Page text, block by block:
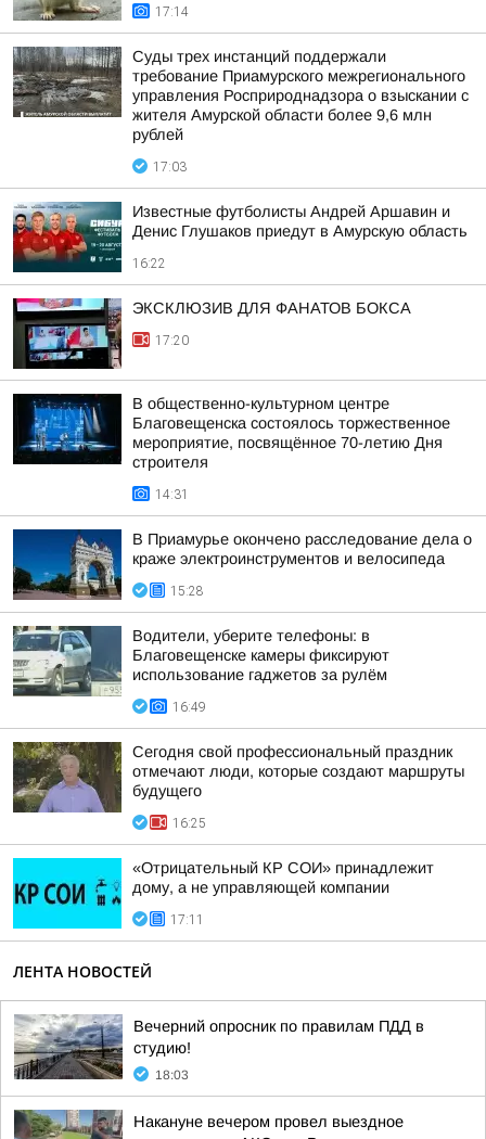
17:14
Суды трех инстанций поддержали
требование Приамурского межрегионального
управления Росприроднадзора о взыскании с
жителя Амурской области более 9,6 млн
рублей
17:03
Известные футболисты Андрей Аршавин и
Денис Глушаков приедут в Амурскую область
16:22
ЭКСКЛЮЗИВ ДЛЯ ФАНАТОВ БОКСА
17:20
В общественно-культурном центре
Благовещенска состоялось торжественное
мероприятие, посвящённое 70-летию Дня
строителя
14:31
В Приамурье окончено расследование дела о
краже электроинструментов и велосипеда
15:28
Водители, уберите телефоны: в
Благовещенске камеры фиксируют
использование гаджетов за рулём
16:49
Сегодня свой профессиональный праздник
отмечают люди, которые создают маршруты
будущего
16:25
«Отрицательный КР СОИ» принадлежит
дому, а не управляющей компании
17:11
ЛЕНТА НОВОСТЕЙ
Вечерний опросник по правилам ПДД в
студию!
18:03
Накануне вечером провел выездное